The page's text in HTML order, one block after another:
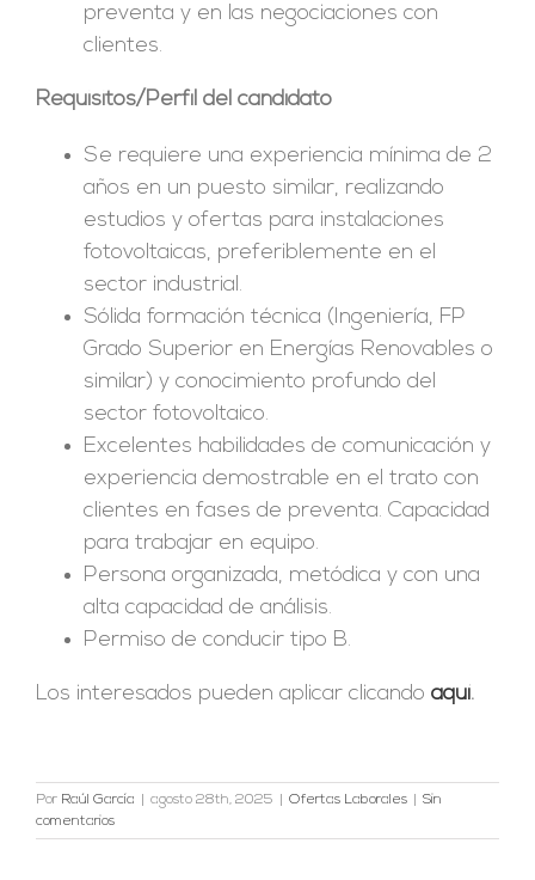
preventa y en las negociaciones con
clientes.
Requisitos/Perfil del candidato
Se requiere una experiencia mínima de 2
años en un puesto similar, realizando
estudios y ofertas para instalaciones
fotovoltaicas, preferiblemente en el
sector industrial.
Sólida formación técnica (Ingeniería, FP
Grado Superior en Energías Renovables o
similar) y conocimiento profundo del
sector fotovoltaico.
Excelentes habilidades de comunicación y
experiencia demostrable en el trato con
clientes en fases de preventa. Capacidad
para trabajar en equipo.
Persona organizada, metódica y con una
alta capacidad de análisis.
Permiso de conducir tipo B.
Los interesados pueden aplicar clicando aquí.
Por Raúl García agosto 28th, 2025 Ofertas Laborales
Sin
comentarios